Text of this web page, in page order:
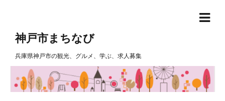
神戸市まちなび
兵庫県神戸市の観光、グルメ、学ぶ、求人募集